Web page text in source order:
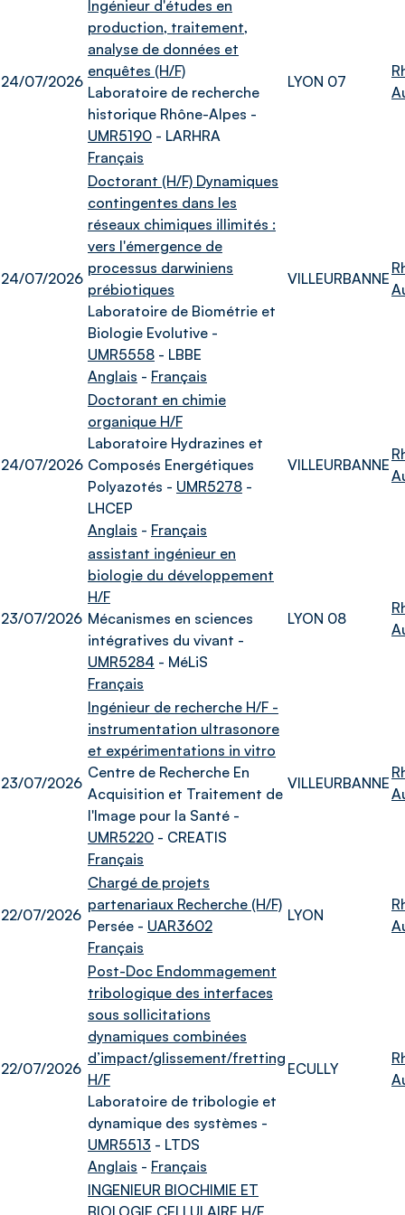
24/07/2026
Ingénieur d'études en
production, traitement,
analyse de données et
enquêtes (H/F)
Laboratoire de recherche
historique Rhône-Alpes -
UMR5190 - LARHRA
Français
LYON 07
24/07/2026
Doctorant (H/F) Dynamiques
contingentes dans les
réseaux chimiques illimités :
vers l'émergence de
processus darwiniens
prébiotiques
Laboratoire de Biométrie et
Biologie Evolutive -
UMR5558 - LBBE
Anglais - Français
VILLEURBANNE
24/07/2026
Doctorant en chimie
organique H/F
Laboratoire Hydrazines et
Composés Energétiques
Polyazotés - UMR5278 -
LHCEP
Anglais - Français
VILLEURBANNE
23/07/2026
assistant ingénieur en
biologie du développement
H/F
Mécanismes en sciences
intégratives du vivant -
UMR5284 - MéLiS
Français
LYON 08
23/07/2026
Ingénieur de recherche H/F -
instrumentation ultrasonore
et expérimentations in vitro
Centre de Recherche En
Acquisition et Traitement de
l'Image pour la Santé -
UMR5220 - CREATIS
Français
VILLEURBANNE
22/07/2026
Chargé de projets
partenariaux Recherche (H/F)
Persée - UAR3602
Français
LYON
22/07/2026
Post-Doc Endommagement
tribologique des interfaces
sous sollicitations
dynamiques combinées
d’impact/glissement/fretting
H/F
Laboratoire de tribologie et
dynamique des systèmes -
UMR5513 - LTDS
Anglais - Français
ECULLY
INGENIEUR BIOCHIMIE ET
BIOLOGIE CELLULAIRE H/F